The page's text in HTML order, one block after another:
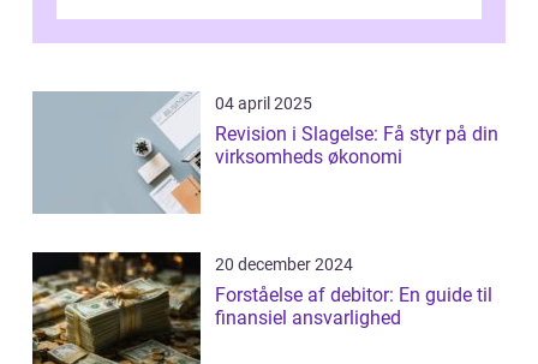
04 april 2025
Revision i Slagelse: Få styr på din
virksomheds økonomi
20 december 2024
Forståelse af debitor: En guide til
finansiel ansvarlighed